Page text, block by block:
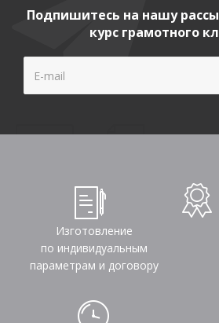
Подпишитесь на нашу
курс грамотного
Изготовление
по индивидуальным
параметрам и договору